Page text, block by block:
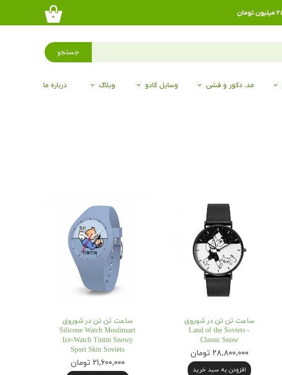
۰
جستجو
مد، دکور و فشن وسایل کادو وبلاگ درباره ما
ساعت تن تن در شوروی
Land of the Soviets -
Classic Snow
۲۸,۸۰۰,۰۰۰ تومان
افزودن به سبد خرید
ساعت تن تن در شوروی
Silicone Watch Moulinsart
Ice-Watch Tintin Snowy
Sport Skin Soviets
۲۱,۶۰۰,۰۰۰ تومان